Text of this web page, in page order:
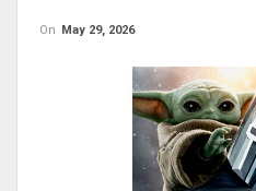
On May 29, 2026